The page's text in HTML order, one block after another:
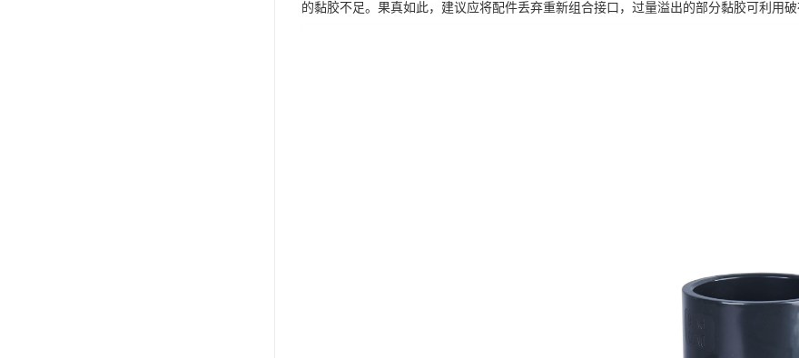
的黏胶不足。果真如此，建议应将配件丢弃重新组合接口，过量溢出的部分黏胶可利用破